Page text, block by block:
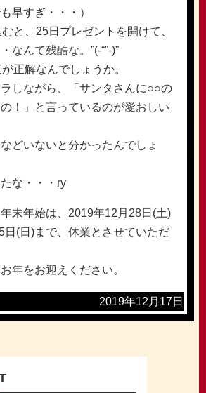
早すぎ・・・）
と、25日プレゼントを開けて、
なんて残酷な。”(-“”-)”
正解なんでしょうか。
しながら、「サンタさんに○○の
！」と言っているのが愛おしい
どいないと分かったんでしょ
な・・・ry
末年始は、2019年12月28日(土)
日(日)まで、休業とさせていただ
年をお迎えください。
2019年12月17日